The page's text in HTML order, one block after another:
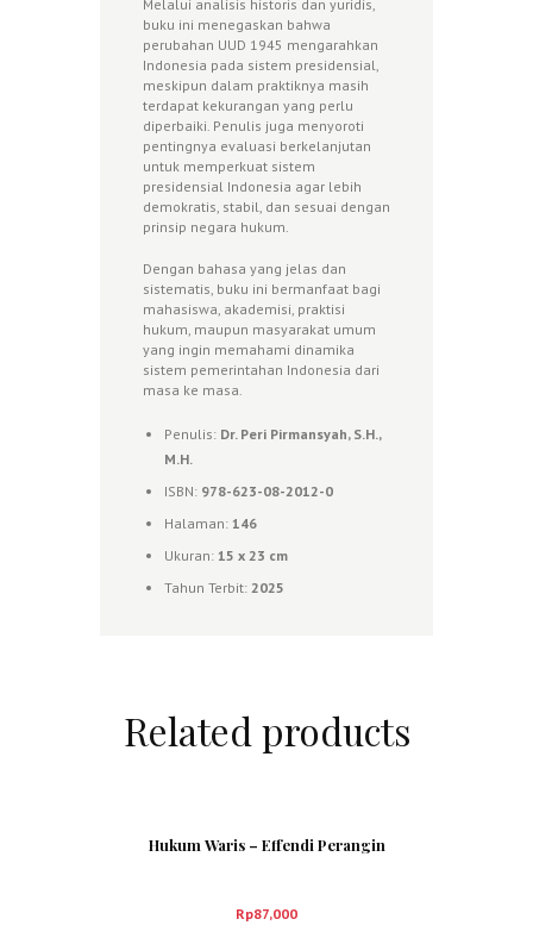
Melalui analisis historis dan yuridis,
buku ini menegaskan bahwa
perubahan UUD 1945 mengarahkan
Indonesia pada sistem presidensial,
meskipun dalam praktiknya masih
terdapat kekurangan yang perlu
diperbaiki. Penulis juga menyoroti
pentingnya evaluasi berkelanjutan
untuk memperkuat sistem
presidensial Indonesia agar lebih
demokratis, stabil, dan sesuai dengan
prinsip negara hukum.
Dengan bahasa yang jelas dan
sistematis, buku ini bermanfaat bagi
mahasiswa, akademisi, praktisi
hukum, maupun masyarakat umum
yang ingin memahami dinamika
sistem pemerintahan Indonesia dari
masa ke masa.
Penulis: Dr. Peri Pirmansyah, S.H.,
M.H.
ISBN: 978-623-08-2012-0
Halaman: 146
Ukuran: 15 x 23 cm
Tahun Terbit: 2025
Related products
Hukum Waris – Effendi Perangin
Rp87,000